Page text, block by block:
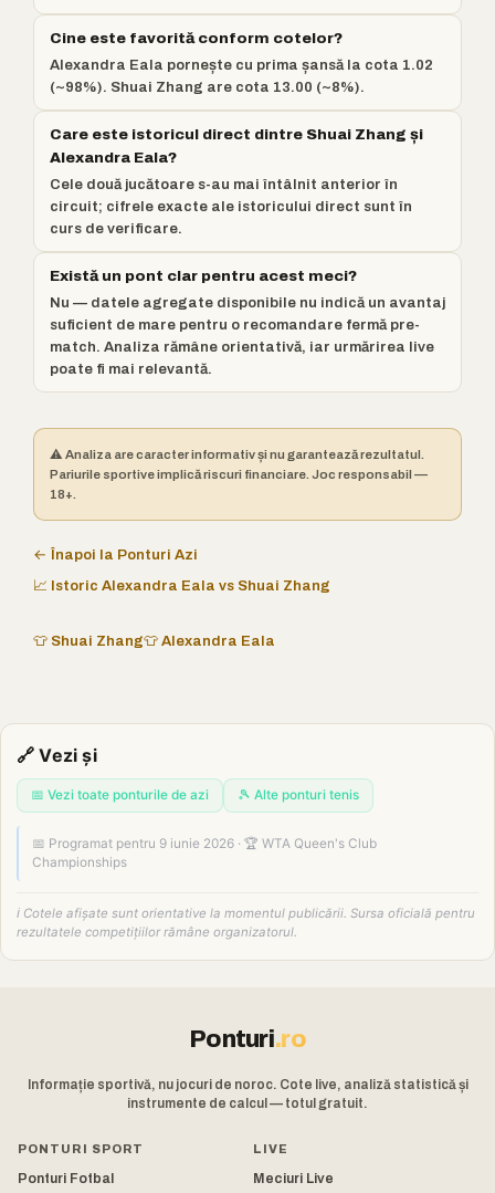
Cine este favorită conform cotelor?
Alexandra Eala pornește cu prima șansă la cota 1.02
(~98%). Shuai Zhang are cota 13.00 (~8%).
Care este istoricul direct dintre Shuai Zhang și
Alexandra Eala?
Cele două jucătoare s-au mai întâlnit anterior în
circuit; cifrele exacte ale istoricului direct sunt în
curs de verificare.
Există un pont clar pentru acest meci?
Nu — datele agregate disponibile nu indică un avantaj
suficient de mare pentru o recomandare fermă pre-
match. Analiza rămâne orientativă, iar urmărirea live
poate fi mai relevantă.
⚠️ Analiza are caracter informativ și nu garantează rezultatul.
Pariurile sportive implică riscuri financiare. Joc responsabil —
18+.
← Înapoi la Ponturi Azi
📈 Istoric Alexandra Eala vs Shuai Zhang
👕 Shuai Zhang👕 Alexandra Eala
🔗 Vezi și
📅 Vezi toate ponturile de azi 🎾 Alte ponturi tenis
📅 Programat pentru 9 iunie 2026 · 🏆 WTA Queen's Club
Championships
ℹ️ Cotele afișate sunt orientative la momentul publicării. Sursa oficială pentru
rezultatele competițiilor rămâne organizatorul.
Ponturi.ro
Informație sportivă, nu jocuri de noroc. Cote live, analiză statistică și
instrumente de calcul — totul gratuit.
PONTURI SPORT
Ponturi Fotbal
LIVE
Meciuri Live